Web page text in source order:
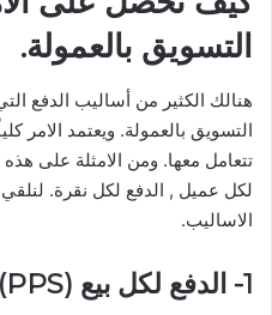
التسويق بالعمولة.
هنالك الكثير من أساليب الدفع
التسويق بالعمولة. ويعتمد الامر
تتعامل معها. ومن الامثلة على
لكل عميل , الدفع لكل نقرة.
الاساليب.
1- الدفع لكل بيع (PPS).